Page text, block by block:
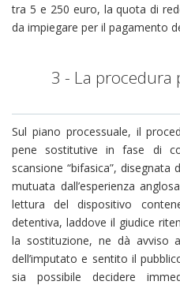
tra 5 e 250 euro, la quota di
da impiegare per il pagamento
3 - La procedura
Sul piano processuale, il
pene sostitutive in fase di
scansione “bifasica”, disegnata
mutuata dall’esperienza
lettura del dispositivo
detentiva, laddove il giudice
la sostituzione, ne dà avviso
dell’imputato e sentito il
sia possibile decidere